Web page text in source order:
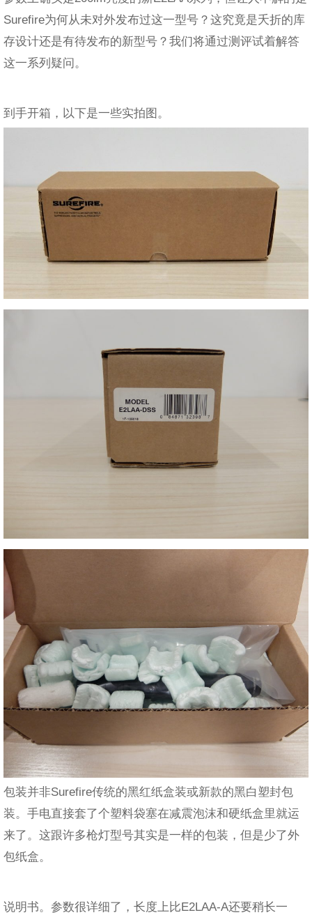
Surefire为何从未对外发布过这一型号？这究竟是夭折的库
存设计还是有待发布的新型号？我们将通过测评试着解答
这一系列疑问。
到手开箱，以下是一些实拍图。
包装并非Surefire传统的黑红纸盒装或新款的黑白塑封包
装。手电直接套了个塑料袋塞在减震泡沫和硬纸盒里就运
来了。这跟许多枪灯型号其实是一样的包装，但是少了外
包纸盒。
说明书。参数很详细了，长度上比E2LAA-A还要稍长一